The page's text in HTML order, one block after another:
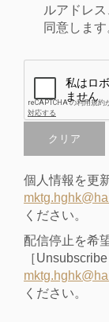
ルアドレ
同意します
クリア
個人情報を更
ください。
配信停止を希
［
ください。